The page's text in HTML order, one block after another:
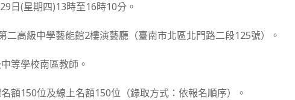
日(星期四)13時至16時10分。
二高級中學藝能館2樓演藝廳（臺南市北區北門路二段125號）。
等學校南區教師。
額150位及線上名額150位（錄取方式：依報名順序）。